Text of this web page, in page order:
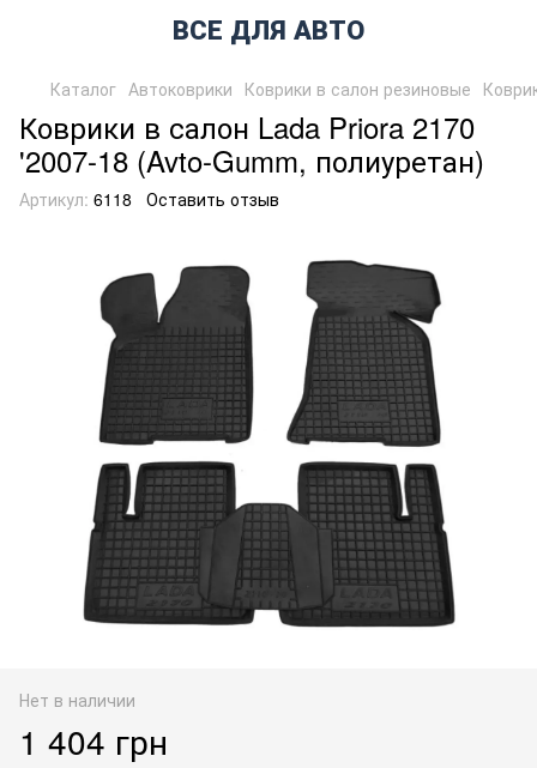
ВСЕ ДЛЯ АВТО
Каталог Автоковрики Коврики в салон резиновые
Коврики в салон Lada Priora 2170
'2007-18 (Avto-Gumm, полиуретан)
Артикул: 6118 Оставить отзыв
Нет в наличии
1 404 грн